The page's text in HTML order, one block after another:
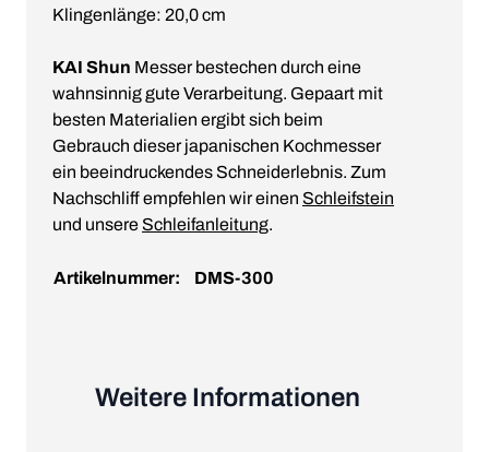
Klingenlänge: 20,0 cm
KAI Shun Messer bestechen durch eine
wahnsinnig gute Verarbeitung. Gepaart mit
besten Materialien ergibt sich beim
Gebrauch dieser japanischen Kochmesser
ein beeindruckendes Schneiderlebnis. Zum
Nachschliff empfehlen wir einen Schleifstein
und unsere Schleifanleitung.
Artikelnummer: DMS-300
Weitere Informationen